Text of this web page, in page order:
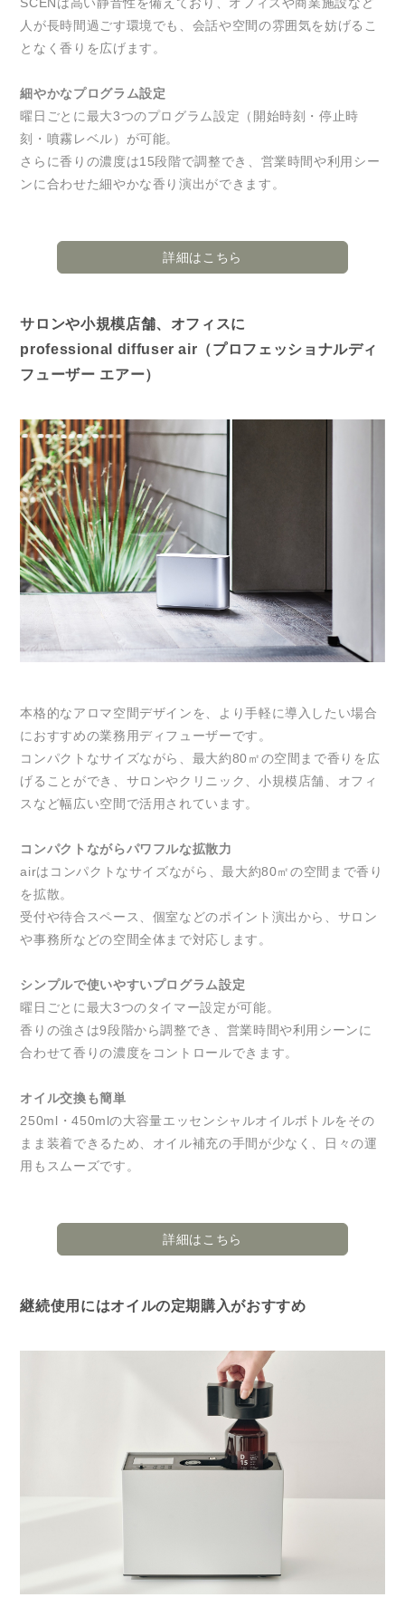
人が長時間過ごす環境でも、会話や空間の雰囲気を妨げるこ
となく香りを広げます。
細やかなプログラム設定
曜日ごとに最大3つのプログラム設定（開始時刻・停止時
刻・噴霧レベル）が可能。
さらに香りの濃度は15段階で調整でき、営業時間や利用シー
ンに合わせた細やかな香り演出ができます。
詳細はこちら
サロンや小規模店舗、オフィスに
professional diffuser air（プロフェッショナルディ
フューザー エアー）
本格的なアロマ空間デザインを、より手軽に導入したい場合
におすすめの業務用ディフューザーです。
コンパクトなサイズながら、最大約80㎡の空間まで香りを広
げることができ、サロンやクリニック、小規模店舗、オフィ
スなど幅広い空間で活用されています。
コンパクトながらパワフルな拡散力
airはコンパクトなサイズながら、最大約80㎡の空間まで香り
を拡散。
受付や待合スペース、個室などのポイント演出から、サロン
や事務所などの空間全体まで対応します。
シンプルで使いやすいプログラム設定
曜日ごとに最大3つのタイマー設定が可能。
香りの強さは9段階から調整でき、営業時間や利用シーンに
合わせて香りの濃度をコントロールできます。
オイル交換も簡単
250ml・450mlの大容量エッセンシャルオイルボトルをその
まま装着できるため、オイル補充の手間が少なく、日々の運
用もスムーズです。
詳細はこちら
継続使用にはオイルの定期購入がおすすめ